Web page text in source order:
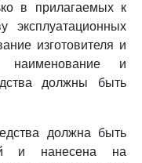
в прилагаемых к
эксплуатационных
изготовителя и
и
должны быть
должна быть
и нанесена на